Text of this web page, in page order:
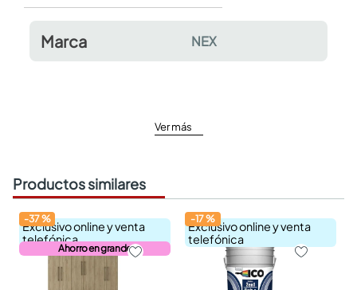
Marca NEX
Ver más
Productos similares
Exclusivo online y venta
telefónica
Ahorro en grande
-37%
Exclusivo online y venta
telefónica
-17%